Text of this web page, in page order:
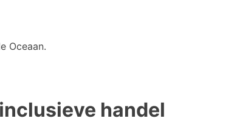
Oceaan.
handel